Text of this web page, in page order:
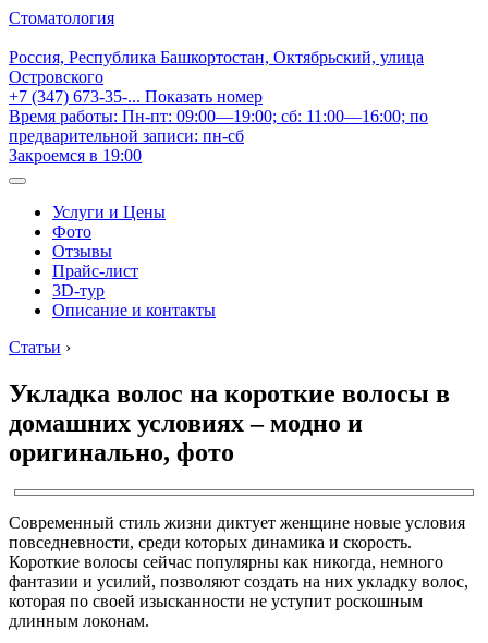
Стоматология
Россия, Республика Башкортостан, Октябрьский, улица
Островского
+7 (347) 673-35-... Показать номер
Время работы: Пн-пт: 09:00—19:00; сб: 11:00—16:00; по
предварительной записи: пн-сб
Закроемся в 19:00
Услуги и Цены
Фото
Отзывы
Прайс-лист
3D-тур
Описание и контакты
Статьи ›
Укладка волос на короткие волосы в
домашних условиях – модно и
оригинально, фото
Современный стиль жизни диктует женщине новые условия
повседневности, среди которых динамика и скорость.
Короткие волосы сейчас популярны как никогда, немного
фантазии и усилий, позволяют создать на них укладку волос,
которая по своей изысканности не уступит роскошным
длинным локонам.